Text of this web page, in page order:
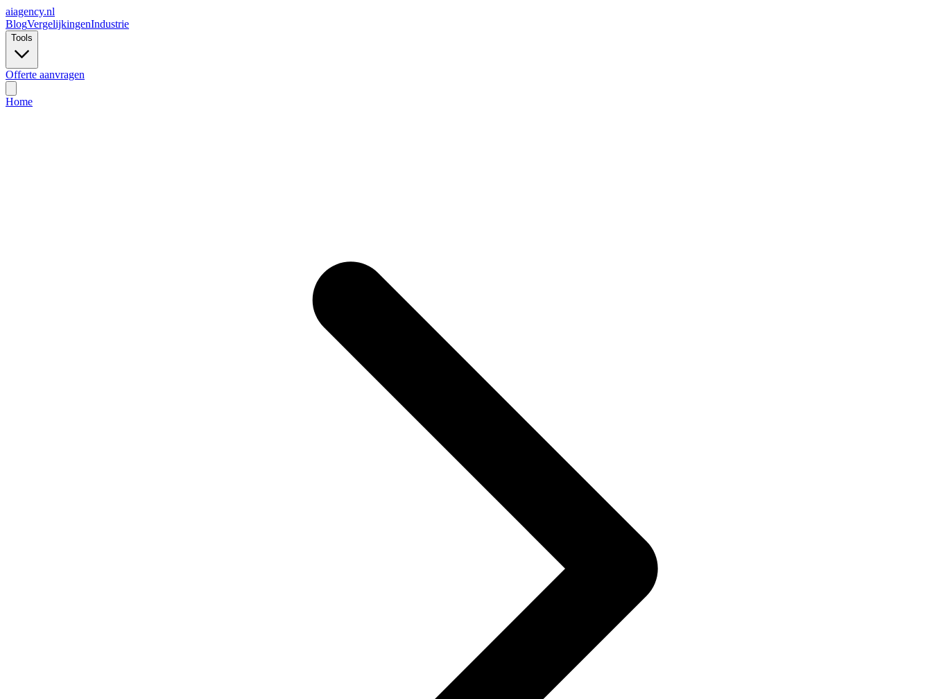
aiagency.nl
BlogVergelijkingenIndustrie
Tools
Offerte aanvragen
Home